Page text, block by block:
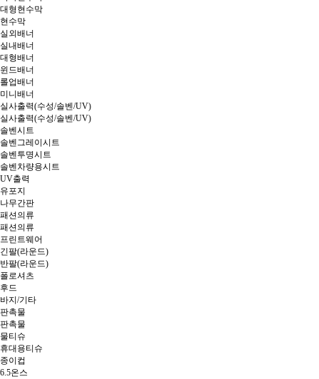
대형현수막
현수막
실외배너
실내배너
대형배너
윈드배너
롤업배너
미니배너
실사출력(수성/솔벤/UV)
실사출력(수성/솔벤/UV)
솔벤시트
솔벤그레이시트
솔벤투명시트
솔벤차량용시트
UV출력
유포지
나무간판
패션의류
패션의류
프린트웨어
긴팔(라운드)
반팔(라운드)
폴로셔츠
후드
바지/기타
판촉물
판촉물
물티슈
휴대용티슈
종이컵
6.5온스